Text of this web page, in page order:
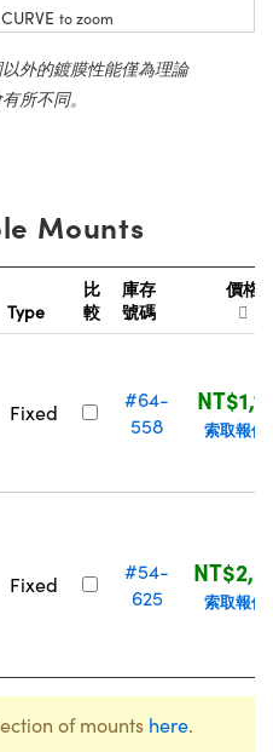
CURVE to zoom
外的鍍膜性能僅為理論
所不同。
Mounts
Type
比
較
庫存
號碼
價格
Fixed
#64-
558
索取報價
Fixed
#54-
625
索取報價
of mounts here.